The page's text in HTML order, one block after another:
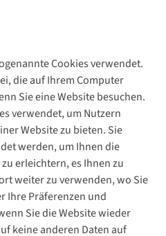
Cookies verwendet.
die auf Ihrem Computer
Sie eine Website besuchen.
verwendet, um Nutzern
Website zu bieten. Sie
werden, um Ihnen die
erleichtern, es Ihnen zu
weiter zu verwenden, wo Sie
Ihre Präferenzen und
Sie die Website wieder
keine anderen Daten auf